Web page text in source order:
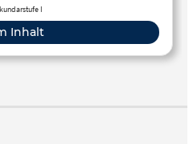
relative Häufigkeit,
I
Inhalt